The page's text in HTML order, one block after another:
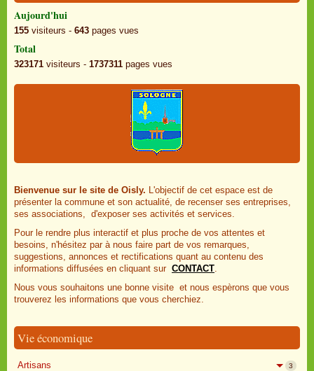
Aujourd'hui
155 visiteurs - 643 pages vues
Total
323171 visiteurs - 1737311 pages vues
Bienvenue sur le site de Oisly. L'objectif de cet espace est de
présenter la commune et son actualité, de recenser ses entreprises,
ses associations, d'exposer ses activités et services.
Pour le rendre plus interactif et plus proche de vos attentes et
besoins, n'hésitez par à nous faire part de vos remarques,
suggestions, annonces et rectifications quant au contenu des
informations diffusées en cliquant sur CONTACT.
Nous vous souhaitons une bonne visite et nous espèrons que vous
trouverez les informations que vous cherchiez.
Vie économique
Artisans 3